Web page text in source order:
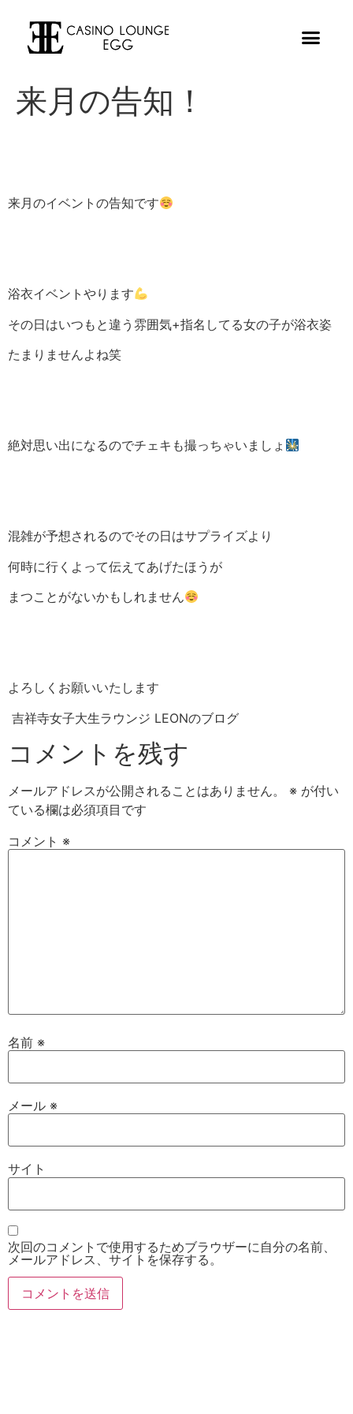
来月の告知！
来月のイベントの告知です
浴衣イベントやります
その日はいつもと違う雰囲気+指名してる女の子が浴衣姿
たまりませんよね笑
絶対思い出になるのでチェキも撮っちゃいましょ
混雑が予想されるのでその日はサプライズより
何時に行くよって伝えてあげたほうが
まつことがないかもしれません
よろしくお願いいたします
吉祥寺女子大生ラウンジ LEONのブログ
コメントを残す
メールアドレスが公開されることはありません。 ※ が付い
ている欄は必須項目です
コメント ※
名前 ※
メール ※
サイト
次回のコメントで使用するためブラウザーに自分の名前、
メールアドレス、サイトを保存する。